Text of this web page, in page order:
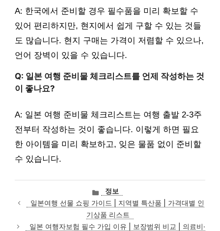
A: 한국에서 준비할 경우 필수품을 미리 확보할 수
있어 편리하지만, 현지에서 쉽게 구할 수 있는 것들
도 많습니다. 현지 구매는 가격이 저렴할 수 있으나,
언어 장벽이 있을 수 있습니다.
Q: 일본 여행 준비물 체크리스트를 언제 작성하는 것
이 좋나요?
A: 일본 여행 준비물 체크리스트는 여행 출발 2-3주
전부터 작성하는 것이 좋습니다. 이렇게 하면 필요
한 아이템을 미리 확보하고, 잊은 물품 없이 준비할
수 있습니다.
카
테
고
리
정보
일본여행 선물 쇼핑 가이드 | 지역별 특산품 | 가격대별 인
기상품 리스트
일본 여행자보험 필수 가입 이유 | 보장범위 비교 | 의료비·